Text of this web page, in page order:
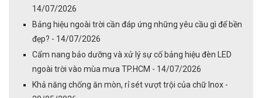
14/07/2026
Bảng hiệu ngoài trời cần đáp ứng những yêu cầu gì để bền
đẹp? - 14/07/2026
Cẩm nang bảo dưỡng và xử lý sự cố bảng hiệu đèn LED
ngoài trời vào mùa mưa TP.HCM - 14/07/2026
Khả năng chống ăn mòn, rỉ sét vượt trội của chữ Inox -